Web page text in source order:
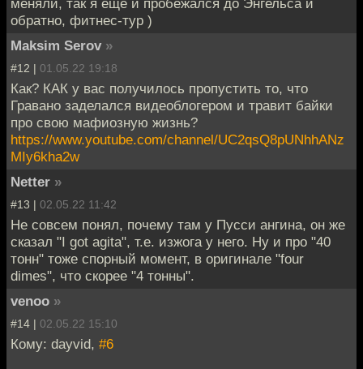
меняли, так я ещё и пробежался до Энгельса и
обратно, фитнес-тур )
Maksim Serov »
#12 | 01.05.22 19:18
Как? КАК у вас получилось пропустить то, что
Гравано заделался видеоблогером и травит байки
про свою мафиозную жизнь?
https://www.youtube.com/channel/UC2qsQ8pUNhhANz
MIy6kha2w
Netter »
#13 | 02.05.22 11:42
Не совсем понял, почему там у Пусси ангина, он же
сказал "I got agita", т.е. изжога у него. Ну и про "40
тонн" тоже спорный момент, в оригинале "four
dimes", что скорее "4 тонны".
venoo »
#14 | 02.05.22 15:10
Кому: dayvid, #6